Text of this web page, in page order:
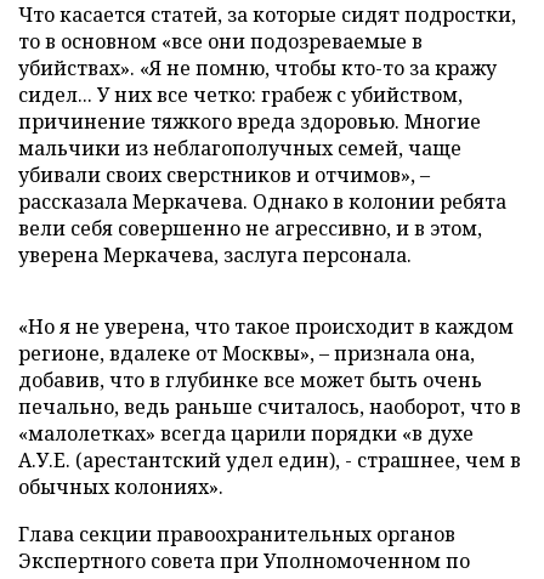
Что касается статей, за которые сидят подростки,
то в основном «все они подозреваемые в
убийствах». «Я не помню, чтобы кто-то за кражу
сидел... У них все четко: грабеж с убийством,
причинение тяжкого вреда здоровью. Многие
мальчики из неблагополучных семей, чаще
убивали своих сверстников и отчимов», –
рассказала Меркачева. Однако в колонии ребята
вели себя совершенно не агрессивно, и в этом,
уверена Меркачева, заслуга персонала.
«Но я не уверена, что такое происходит в каждом
регионе, вдалеке от Москвы», – признала она,
добавив, что в глубинке все может быть очень
печально, ведь раньше считалось, наоборот, что в
«малолетках» всегда царили порядки «в духе
А.У.Е. (арестантский удел един), - страшнее, чем в
обычных колониях».
Глава секции правоохранительных органов
Экспертного совета при Уполномоченном по